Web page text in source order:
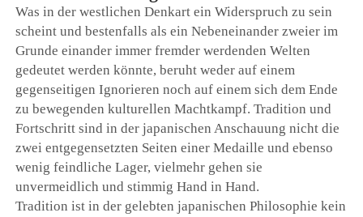
Was in der westlichen Denkart ein Widerspruch zu sein
scheint und bestenfalls als ein Nebeneinander zweier im
Grunde einander immer fremder werdenden Welten
gedeutet werden könnte, beruht weder auf einem
gegenseitigen Ignorieren noch auf einem sich dem Ende
zu bewegenden kulturellen Machtkampf. Tradition und
Fortschritt sind in der japanischen Anschauung nicht die
zwei entgegensetzten Seiten einer Medaille und ebenso
wenig feindliche Lager, vielmehr gehen sie
unvermeidlich und stimmig Hand in Hand.
Tradition ist in der gelebten japanischen Philosophie kein